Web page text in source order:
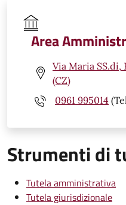
Area
Via Maria
(CZ)
0961 995014
Strumenti di
Tutela amministrativa
Tutela giurisdizionale